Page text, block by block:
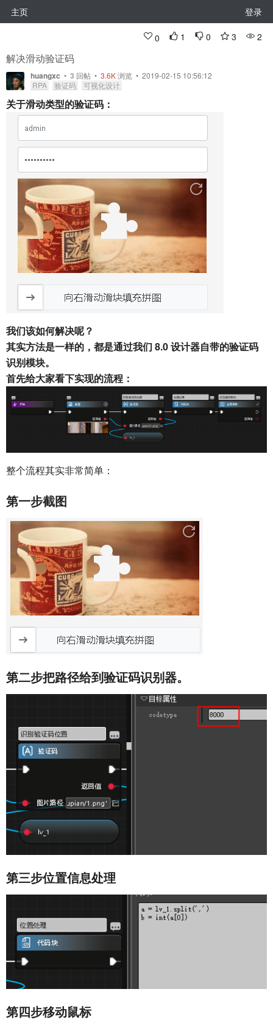
主页 登录
0 1 0 3 2
解决滑动验证码
huangxc • 3 回帖 • 3.6K浏览 • 2019-02-15 10:56:12
RPA
验证码 可视化设计
关于滑动类型的验证码：
我们该如何解决呢？
其实方法是一样的，都是通过我们 8.0 设计器自带的验证码
识别模块。
首先给大家看下实现的流程：
整个流程其实非常简单：
第一步截图
第二步把路径给到验证码识别器。
第三步位置信息处理
第四步移动鼠标